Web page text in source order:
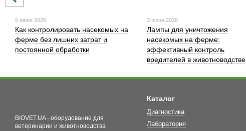
5 июня 2026
Как контролировать насекомых на
ферме без лишних затрат и
постоянной обработки
3 июня 2026
Лампы для уничтожения
насекомых на ферме:
эффективный контроль
вредителей в животноводстве
BIOVET.UA - оборудование для
ветеринарии и животноводства
Каталог
Диагностика
Лаборатория